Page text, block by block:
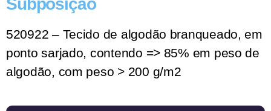
Subposição
520922 – Tecido de algodão branqueado, em
ponto sarjado, contendo => 85% em peso de
algodão, com peso > 200 g/m2